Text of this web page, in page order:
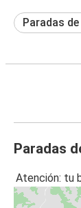
Paradas
Paradas
Atención: tu